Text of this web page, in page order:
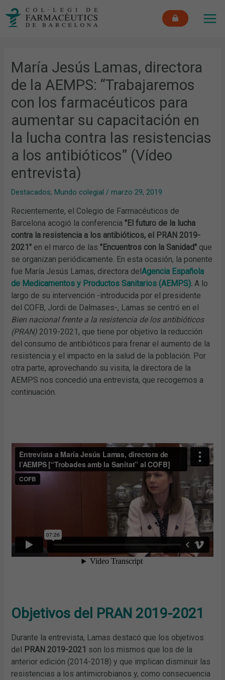
María Jesús Lamas, directora
de la AEMPS: “Trabajaremos
con los farmacéuticos para
aumentar su capacitación en
la lucha contra las resistencias
a los antibióticos” (Vídeo
entrevista)
Destacados, Mundo colegial /marzo 29, 2019
Recientemente, el Colegio de Farmacéuticos de
Barcelona acogió la conferencia "El futuro de la lucha
contra la resistencia a los antibióticos, el PRAN 2019-
2021" en el marco de las "Encuentros con la Sanidad" que
se organizan periódicamente. En esta ocasión, la ponente
fue María Jesús Lamas, directora delAgencia Española
de Medicamentos y Productos Sanitarios (AEMPS).A lo
largo de su intervención -introducida por el presidente
del COFB, Jordi de Dalmases-, Lamas se centró en el
Bien nacional frente a la resistencia de los antibióticos
(PRAN) 2019-2021, que tiene por objetivo la reducción
del consumo de antibióticos para frenar el aumento de la
resistencia y el impacto en la salud de la población. Por
otra parte, aprovechando su visita, la directora de la
AEMPS nos concedió una entrevista, que recogemos a
continuación.
Objetivos del PRAN 2019-2021
Durante la entrevista, Lamas destacó que los objetivos
del PRAN 2019-2021 son los mismos que los de la
anterior edición (2014-2018) y que implican disminuir las
resistencias a los antimicrobianos y, como consecuencia